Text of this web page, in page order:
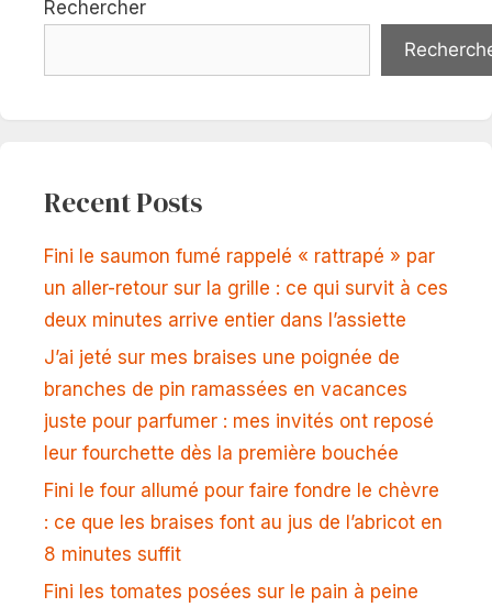
Rechercher
Recent Posts
Fini le saumon fumé rappelé « rattrapé » par
un aller-retour sur la grille : ce qui survit à ces
deux minutes arrive entier dans l’assiette
J’ai jeté sur mes braises une poignée de
branches de pin ramassées en vacances
juste pour parfumer : mes invités ont reposé
leur fourchette dès la première bouchée
Fini le four allumé pour faire fondre le chèvre
: ce que les braises font au jus de l’abricot en
8 minutes suffit
Fini les tomates posées sur le pain à peine